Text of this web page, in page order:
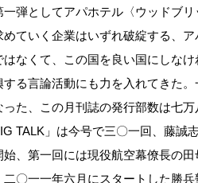
弾としてアパホテル〈ウッドブ
ていく企業はいずれ破綻する、
なくて、この国を良い国にしな
る言論活動にも力を入れてきた
た、この月刊誌の発行部数は七
TALK」は今号で三〇一回、藤誠
始、第一回には現役航空幕僚長の
〇一一年六月にスタートした勝